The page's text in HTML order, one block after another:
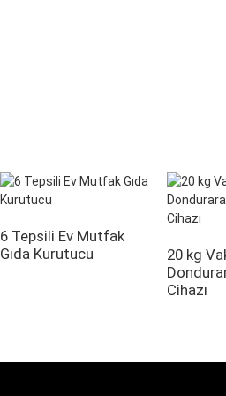
6 Tepsili Ev Mutfak
Gıda Kurutucu
20 kg
Cihazı